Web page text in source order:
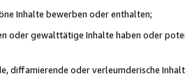
Inhalte bewerben oder enthalten;
oder gewalttätige Inhalte haben oder
diffamierende oder verleumderische